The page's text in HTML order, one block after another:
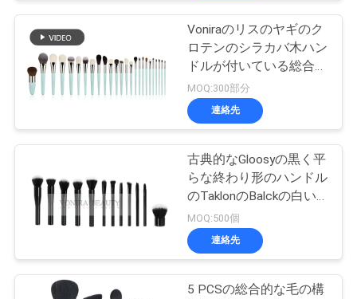
理
PRIVACY
POLICY
Voniraのリスのヤギのク
ロテンのシラカバ木ハン
ドルが付いている総合的
な毛の構造のブラシ
MOQ:300部分
連絡先
古典的なGloosyの黒く平
らな終わり形のハンドル
のTaklonのBalckの白い
先端の総合的な毛の構造
のブラシ
MOQ:500個
連絡先
5 PCSの総合的な毛の構